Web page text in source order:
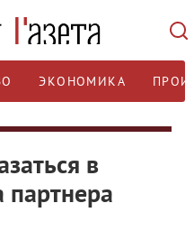
ЭКОНОМИКА
в
партнера